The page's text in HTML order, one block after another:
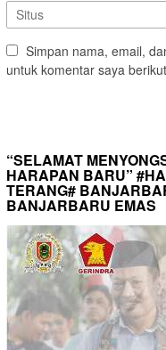
Simpan nama, email,
untuk komentar saya
“SELAMAT
HARAPAN BARU”
TERANG#
BANJARBARU EMAS